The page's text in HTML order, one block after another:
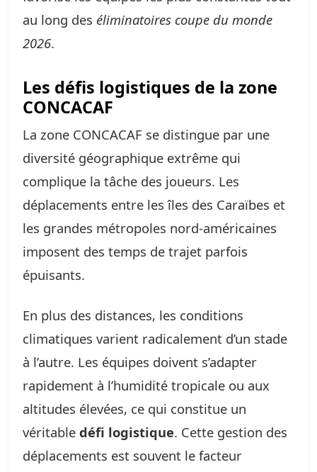
au long des éliminatoires coupe du monde
2026.
Les défis logistiques de la zone
CONCACAF
La zone CONCACAF se distingue par une
diversité géographique extrême qui
complique la tâche des joueurs. Les
déplacements entre les îles des Caraïbes et
les grandes métropoles nord-américaines
imposent des temps de trajet parfois
épuisants.
En plus des distances, les conditions
climatiques varient radicalement d’un stade
à l’autre. Les équipes doivent s’adapter
rapidement à l’humidité tropicale ou aux
altitudes élevées, ce qui constitue un
véritable défi logistique. Cette gestion des
déplacements est souvent le facteur